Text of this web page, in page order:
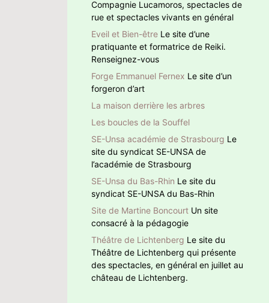
Compagnie Lucamoros, spectacles de
rue et spectacles vivants en général
Eveil et Bien-être Le site d’une
pratiquante et formatrice de Reiki.
Renseignez-vous
Forge Emmanuel Fernex Le site d’un
forgeron d’art
La maison derrière les arbres
Les boucles de la Souffel
SE-Unsa académie de Strasbourg Le
site du syndicat SE-UNSA de
l’académie de Strasbourg
SE-Unsa du Bas-Rhin Le site du
syndicat SE-UNSA du Bas-Rhin
Site de Martine Boncourt Un site
consacré à la pédagogie
Théâtre de Lichtenberg Le site du
Théâtre de Lichtenberg qui présente
des spectacles, en général en juillet au
château de Lichtenberg.